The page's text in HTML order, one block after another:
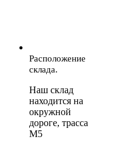
Расположение
склада.
Наш склад
находится на
окружной
дороге, трасса
М5